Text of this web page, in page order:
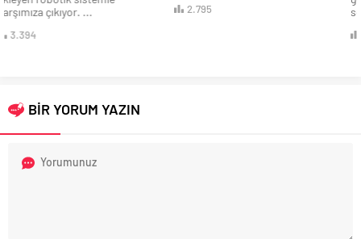
2.795
sonrasındaki...
BİR YORUM YAZIN